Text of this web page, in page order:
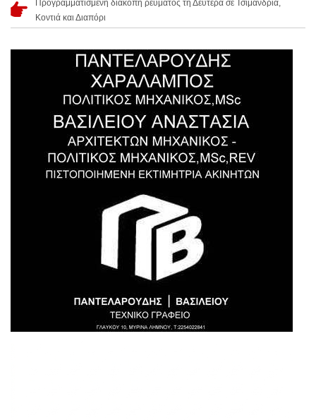
Προγραμματισμένη διακοπή ρεύματος τη Δευτέρα σε Τσιμάνδρια,
Κοντιά και Διαπόρι